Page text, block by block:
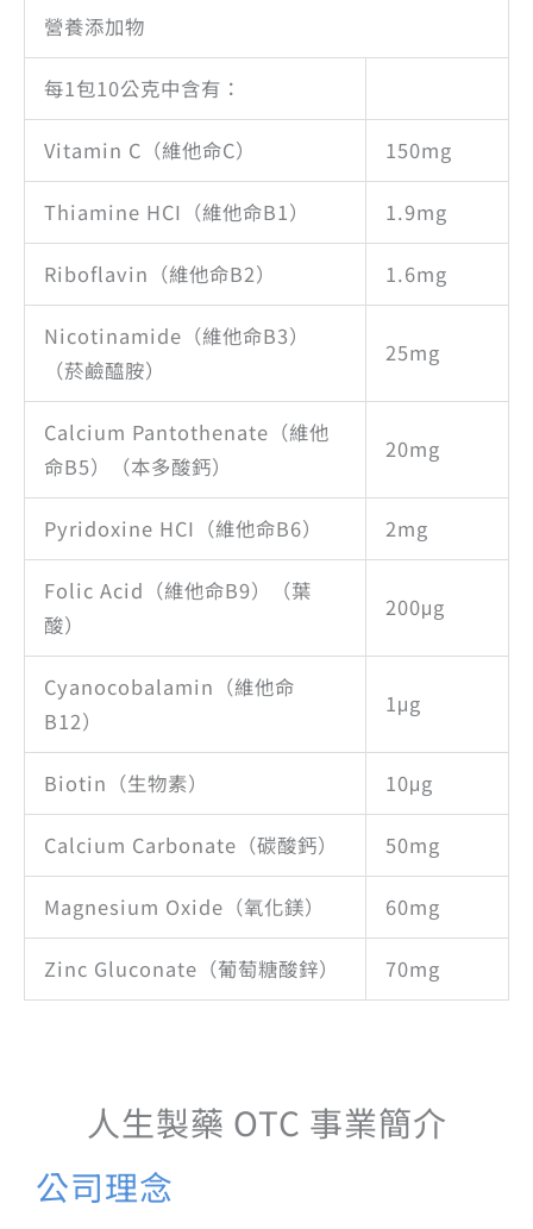
營養添加物
每1包10公克中含有：
Vitamin C（維他命C） 150mg
Thiamine HCI（維他命B1） 1.9mg
Riboflavin（維他命B2） 1.6mg
Nicotinamide（維他命B3）
（菸鹼醯胺）
25mg
Calcium Pantothenate（維他
命B5）（本多酸鈣）
20mg
Pyridoxine HCI（維他命B6） 2mg
Folic Acid（維他命B9）（葉
酸）
200μg
Cyanocobalamin（維他命
B12）
1μg
Biotin（生物素） 10μg
Calcium Carbonate（碳酸鈣） 50mg
Magnesium Oxide（氧化鎂） 60mg
Zinc Gluconate（葡萄糖酸鋅） 70mg
人生製藥 OTC 事業簡介
公司理念